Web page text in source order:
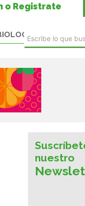
o Registrate
nuestro